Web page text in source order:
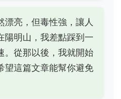
漂亮，但毒性強，讓人
陽明山，我差點踩到一
。從那以後，我就開始
望這篇文章能幫你避免